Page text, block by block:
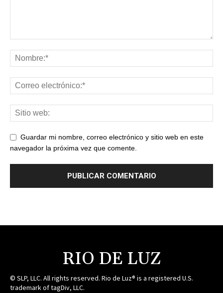
Guardar mi nombre, correo electrónico y sitio web en este
navegador la próxima vez que comente.
RIO DE LUZ
© SLP, LLC. All rights reserved. Rio de Luz® is a registered U.S.
trademark of tagDiv, LLC.